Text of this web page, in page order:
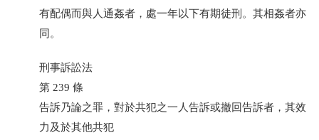
有配偶而與人通姦者，處一年以下有期徒刑。其相姦者亦
同。
刑事訴訟法
第 239 條
告訴乃論之罪，對於共犯之一人告訴或撤回告訴者，其效
力及於其他共犯